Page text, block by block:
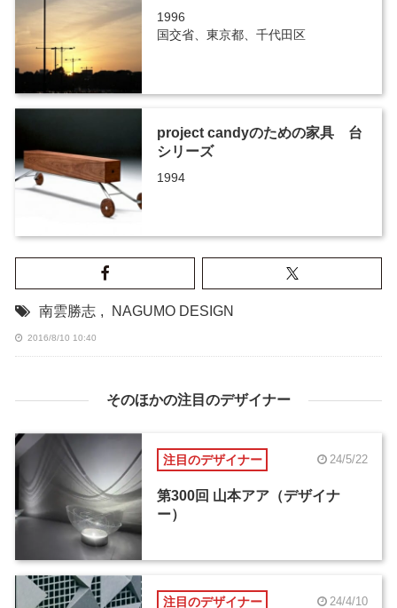
1996
国交省、東京都、千代田区
project candyのための家具 台
シリーズ
1994
南雲勝志 , NAGUMO DESIGN
2016/8/10 10:40
そのほかの注目のデザイナー
注目のデザイナー 24/5/22
第300回 山本アア（デザイナ
ー）
注目のデザイナー 24/4/10